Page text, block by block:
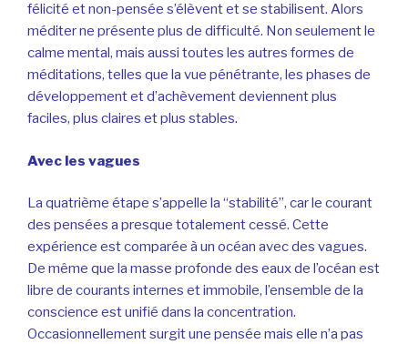
félicité et non-pensée s’élèvent et se stabilisent. Alors
méditer ne présente plus de difficulté. Non seulement le
calme mental, mais aussi toutes les autres formes de
méditations, telles que la vue pénétrante, les phases de
développement et d’achèvement deviennent plus
faciles, plus claires et plus stables.
Avec les vagues
La quatrième étape s’appelle la “stabilité”, car le courant
des pensées a presque totalement cessé. Cette
expérience est comparée à un océan avec des vagues.
De même que la masse profonde des eaux de l’océan est
libre de courants internes et immobile, l’ensemble de la
conscience est unifié dans la concentration.
Occasionnellement surgit une pensée mais elle n’a pas